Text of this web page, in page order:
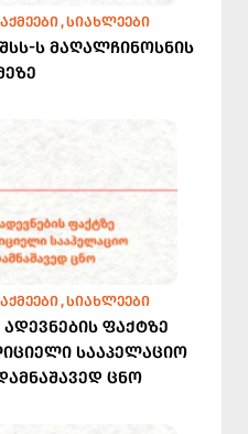
ᲡᲘᲐᲮᲚᲔᲔᲑᲘ
ს მაღალჩინოსნის
ᲡᲘᲐᲮᲚᲔᲔᲑᲘ
ფაქტზე
სააპელაციო
ცნო